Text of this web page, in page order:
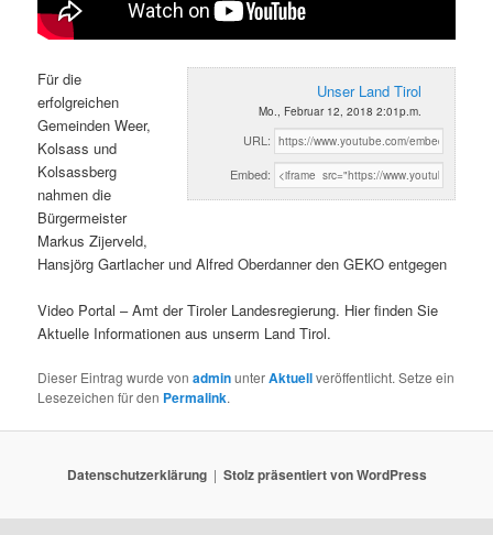
Unser Land Tirol
Mo., Februar 12, 2018 2:01p.m.
URL:
Embed:
Für die
erfolgreichen
Gemeinden Weer,
Kolsass und
Kolsassberg
nahmen die
Bürgermeister
Markus Zijerveld,
Hansjörg Gartlacher und Alfred Oberdanner den GEKO entgegen
Video Portal – Amt der Tiroler Landesregierung. Hier finden Sie
Aktuelle Informationen aus unserm Land Tirol.
Dieser Eintrag wurde vonadminunterAktuellveröffentlicht. Setze ein
Lesezeichen für den Permalink.
Datenschutzerklärung Stolz präsentiert von WordPress